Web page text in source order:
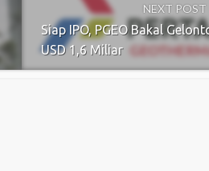
NEXT POST
Siap IPO, PGEO Bakal
USD 1,6 Miliar